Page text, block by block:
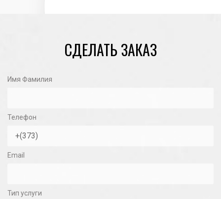
СДЕЛАТЬ ЗАКАЗ
Имя Фамилия
Телефон
Email
Тип услуги